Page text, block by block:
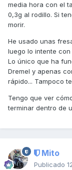
media hora con el
0,3g al rodillo. Si
morir.
He usado unas
luego lo intente
Lo único que ha
Dremel y apenas
rápido... Tampoco
Tengo que ver
terminar dentro de
Mito
Publicado